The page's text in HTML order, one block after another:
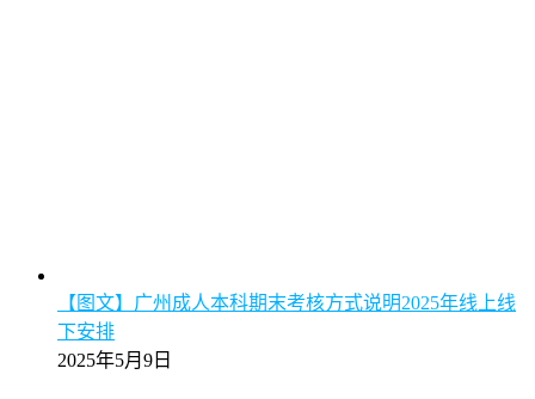
【图文】广州成人本科期末考核方式说明2025年线上线
下安排
2025年5月9日